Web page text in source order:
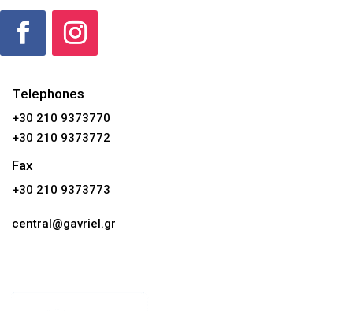
Telephones
+30 210 9373770
+30 210 9373772
Fax
+30 210 9373773
central@gavriel.gr